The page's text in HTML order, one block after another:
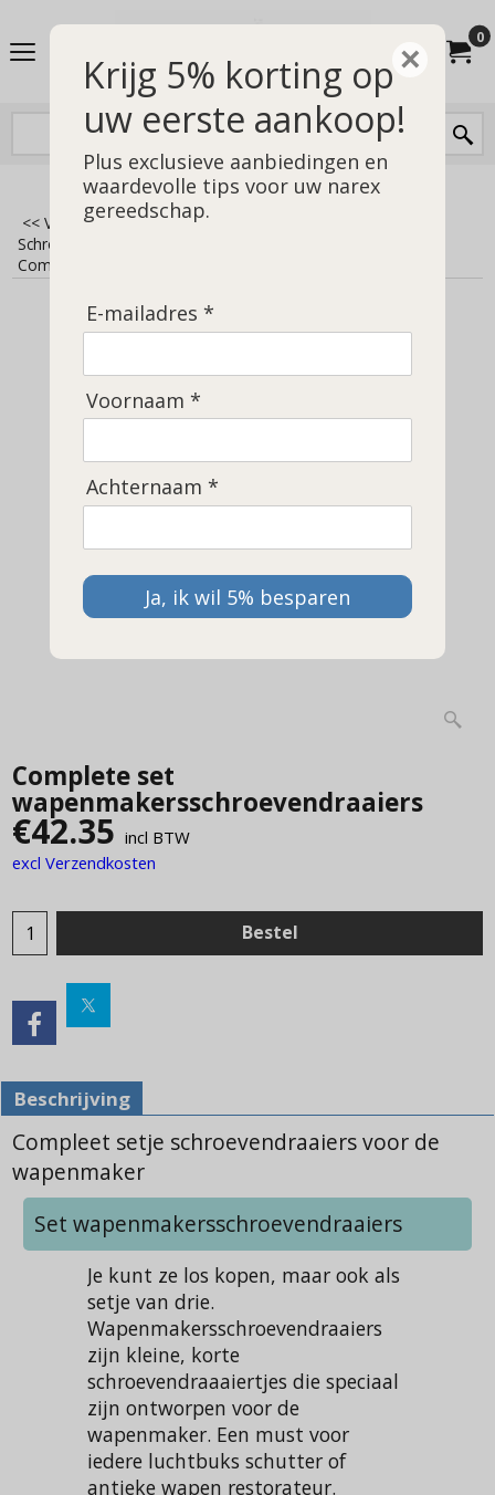
0
<< Vorige| Home>Vervanging, accessoires en overig
Schroevendraaiers
Complete set wapenmakersschroevendraaiers
Complete set
wapenmakersschroevendraaiers
€42.35 incl BTW
excl Verzendkosten
Bestel
Beschrijving
Compleet setje schroevendraaiers voor de
wapenmaker
Set wapenmakersschroevendraaiers
Je kunt ze los kopen, maar ook als
setje van drie.
Wapenmakersschroevendraaiers
zijn kleine, korte
schroevendraaaiertjes die speciaal
zijn ontworpen voor de
wapenmaker. Een must voor
iedere luchtbuks schutter of
antieke wapen restorateur.
×
Krijg 5% korting op
uw eerste aankoop!
Plus exclusieve aanbiedingen en
waardevolle tips voor uw narex
gereedschap.
E-mailadres *
Voornaam *
Achternaam *
Ja, ik wil 5% besparen